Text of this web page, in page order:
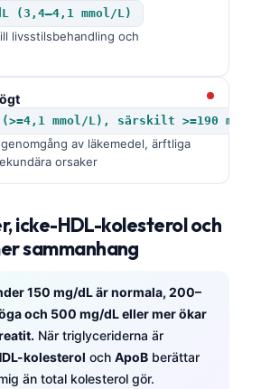
(3,4–4,1 mmol/L)
livsstilsbehandling och
(>=4,1 mmol/L), särskilt >=190 mg/dL
av läkemedel, ärftliga
orsaker
icke-HDL-kolesterol och
sammanhang
150 mg/dL är normala, 200–
och 500 mg/dL eller mer ökar
När triglyceriderna är
kolesterol och ApoB berättar
än total kolesterol gör.